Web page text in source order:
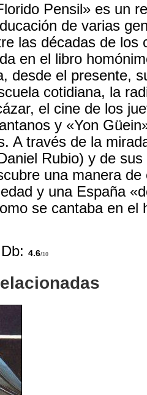
Pensil» es un
de varias
las décadas de los
en el libro
desde el presente,
cotidiana, la
el cine de los
y «Yon
A través de la
Rubio) y de
una manera de
y una España
se cantaba en el
4.6/10